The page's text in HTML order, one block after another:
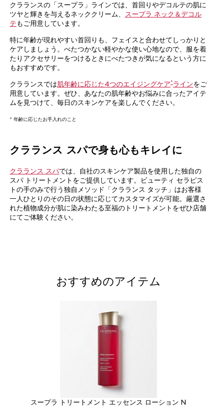
クラランスの「スープラ」ラインでは、首回りやデコルテの肌に
ツヤと輝きを与えるネッククリーム、
スープラ ネック＆デコル
テもご用意しています。
特に年齢が現れやすい首回りも、フェイスと合わせてしっかりと
ケアしましょう。べたつかない軽やかな使い心地なので、服を着
たりアクセサリーをつけるときにべたつきが気になるという方に
もおすすめです。
クラランスでは肌年齢に応じた4つのエイジングケア*ラインをご
用意しています。ぜひ、あなたの肌年齢やお悩みに合ったアイテ
ムを見つけて、毎日のスキンケアを楽しんでください。
* 年齢に応じたお手入れのこと
クラランス スパで身も心もキレイに
クラランス スパでは、自社のスキンケア製品を使用した独自の
スパ トリートメントをご提供しています。ビューティ セラピス
トの手のみで行う独自メソッド「クラランス タッチ」はお客様
一人ひとりのその日の状態に応じてカスタマイズが可能。厳選さ
れた植物成分が肌に染みわたる至福のトリートメントをぜひ店舗
にてご体験ください。
おすすめのアイテム
スープラ トリートメント エッセンス ローション N